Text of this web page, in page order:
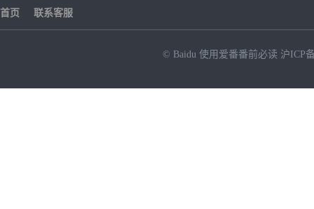
首页 联系客服
© Baidu 使用爱番番前必读 沪ICP